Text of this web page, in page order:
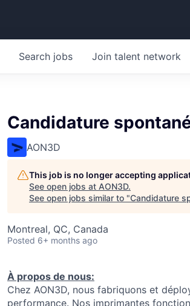
Search jobs Join talent network
Candidature
AON3D
This job is no longer accepting
See open jobs at AON3D.
See open jobs similar to "Candidature
Montreal, QC, Canada
Posted 6+ months ago
À propos de nous:
Chez AON3D, nous fabriquons et
performance. Nos imprimantes